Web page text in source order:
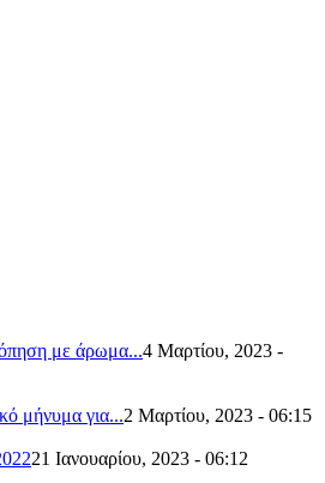
με άρωμα...4 Μαρτίου, 2023 -
μήνυμα για...2 Μαρτίου, 2023 - 06:15
21 Ιανουαρίου, 2023 - 06:12